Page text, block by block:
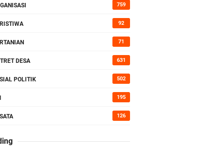
Bumi
di
759
92
71
DESA 631
POLITIK 502
195
126